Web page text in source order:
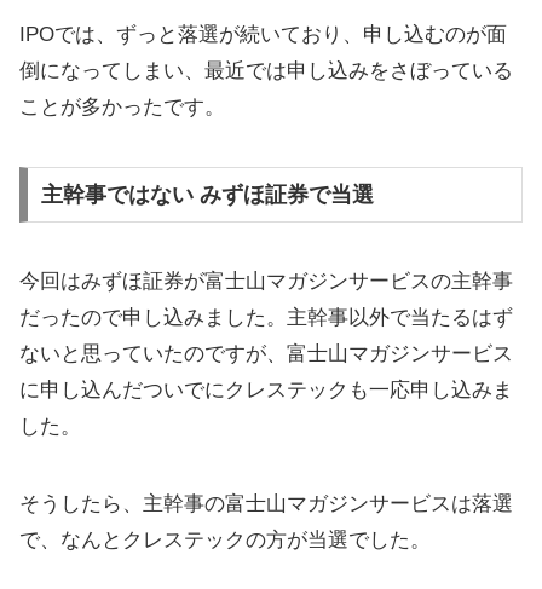
IPOでは、ずっと落選が続いており、申し込むのが面
倒になってしまい、最近では申し込みをさぼっている
ことが多かったです。
主幹事ではない みずほ証券で当選
今回はみずほ証券が富士山マガジンサービスの主幹事
だったので申し込みました。主幹事以外で当たるはず
ないと思っていたのですが、富士山マガジンサービス
に申し込んだついでにクレステックも一応申し込みま
した。
そうしたら、主幹事の富士山マガジンサービスは落選
で、なんとクレステックの方が当選でした。